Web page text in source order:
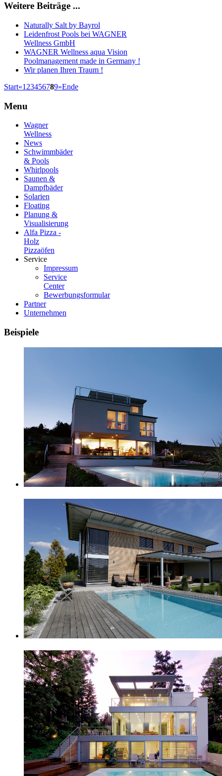
Weitere Beiträge ...
Naturally Salt by Bayrol
Leidenfrost Pools bei WAGNER
Wellness GmbH
WAGNER Wellness aqua Vision
Poolmanagement made in Germany !
Wir planen Ihren Traum !
Start«1 23456789»Ende
Menu
Wagner
Wellness
News
Schwimmbäder
& Pools
Whirlpools
Saunen &
Dampfbäder
Solarien
Floating
Planung &
Visualisierung
Alfa Pizza -
Holz
Pizzaöfen
Service
Impressum
Service
Center
Bewerbungsformular
Partner
Unternehmen
Beispiele